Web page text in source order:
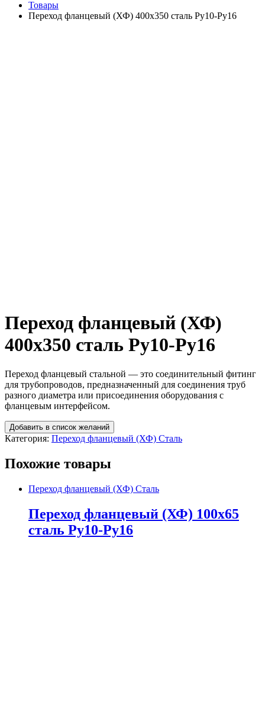
Товары
Переход фланцевый (ХФ) 400х350 сталь Ру10-Ру16
Переход фланцевый (ХФ)
400х350 сталь Ру10-Ру16
Переход фланцевый стальной — это соединительный фитинг
для трубопроводов, предназначенный для соединения труб
разного диаметра или присоединения оборудования с
фланцевым интерфейсом.
Добавить в список желаний
Категория: Переход фланцевый (ХФ) Сталь
Похожие товары
Переход фланцевый (ХФ) Сталь
Переход фланцевый (ХФ) 100х65
сталь Ру10-Ру16